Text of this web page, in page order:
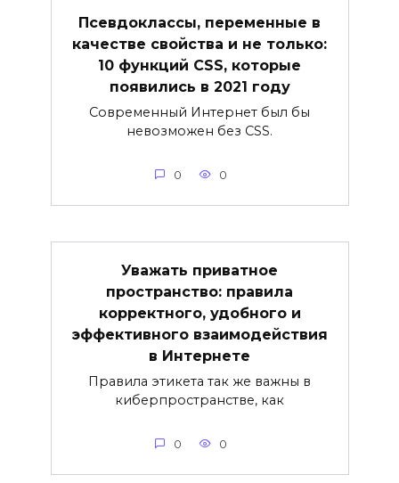
Псевдоклассы, переменные в
качестве свойства и не только:
10 функций CSS, которые
появились в 2021 году
Современный Интернет был бы
невозможен без CSS.
0 0
Уважать приватное
пространство: правила
корректного, удобного и
эффективного взаимодействия
в Интернете
Правила этикета так же важны в
киберпространстве, как
0 0